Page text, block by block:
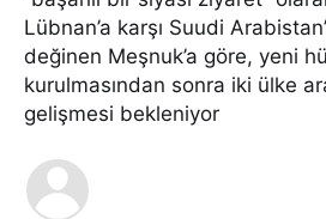
Lübnan’a karşı Suudi
değinen Meşnuk’a göre, yeni
kurulmasından sonra iki ülke
gelişmesi bekleniyor